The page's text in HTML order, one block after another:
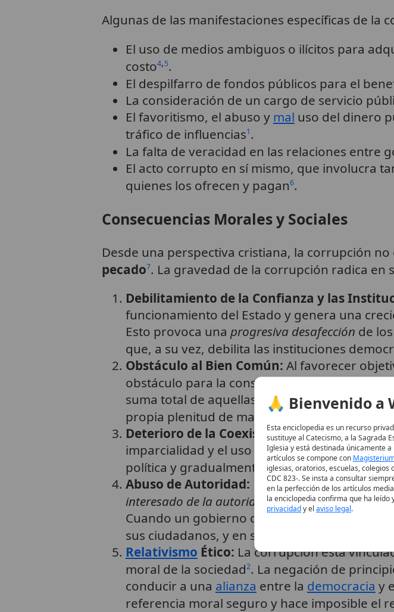
Algunas de las manifestaciones específicas de la
El uso de medios ambiguos o ilícitos para
costo4,5.
El despilfarro de fondos públicos para el
La consideración de un cargo de servicio
El favoritismo, el abuso y mal uso del dinero
tráfico de influencias1.
La falta de veracidad en las relaciones entre
El acto corrupto en sí mismo, que involucra
quienes los ofrecen y pagan6.
Consecuencias Morales y Sociales
Desde una perspectiva cristiana, la corrupción
pecado7. La gravedad de la corrupción radica en
Debilitamiento de la Confianza y las
funcionamiento del Estado y genera una
Esto provoca una progresiva desafección de
que, a su vez, debilita las instituciones
Obstáculo al Bien Común: Al favorecer
obstáculo para la consecución delbien
suma total de aquellas condiciones de la
propia plenitud de manera más completa
,
Deterioro de la Coexistencia Política:La
imparcialidad y el uso honesto de los fondos
política y gradualmente pone en peligro y
Abuso de Autoridad: La corrupción y el
interesado de la autoridad estatal, que
Cuando un gobierno cede a la corrupción,
sus ciudadanos, y en su lugar, se convierte en
Relativismo Ético: La corrupción está
moral de la sociedad2. La negación de
conducir a una alianza entre la democracia y
referencia moral seguro y hace imposible el
🙏 Bienvenido a
Esta enciclopedia es un recurso
sustituye al Catecismo, a la Sagrada
Iglesia y está destinada únicamente
artículos se compone con
iglesias, oratorios, escuelas,
CDC 823-. Se insta a consultar
en la perfección de los artículos
la enciclopedia confirma que ha leído
privacidady el aviso legal.